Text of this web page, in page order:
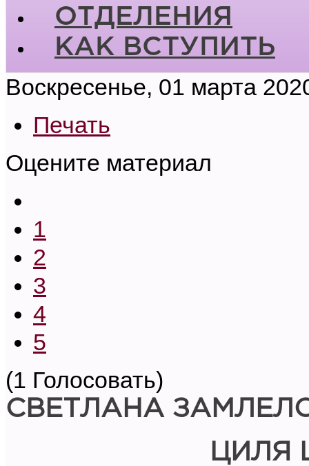
ОТДЕЛЕНИЯ
КАК ВСТУПИТЬ
Воскресенье, 01 марта
Печать
Оцените материал
1
2
3
4
5
(1 Голосовать)
СВЕТЛАНА
ЦИЛЯ